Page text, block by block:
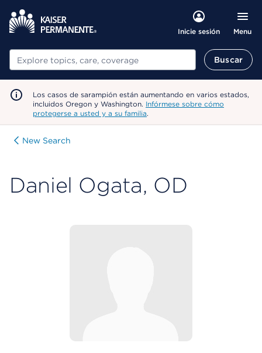
Inicie sesión Menu
Buscar Buscar
Los casos de sarampión están aumentando en varios estados,
incluidos Oregon y Washington. Infórmese sobre cómo
protegerse a usted y a su familia.
New Search
Daniel Ogata, OD